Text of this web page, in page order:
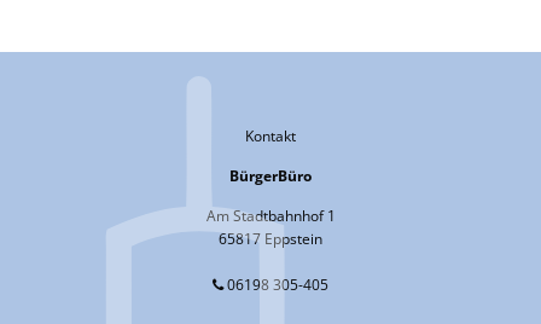
Kontakt
BürgerBüro
Am Stadtbahnhof 1
65817 Eppstein
06198 305-405